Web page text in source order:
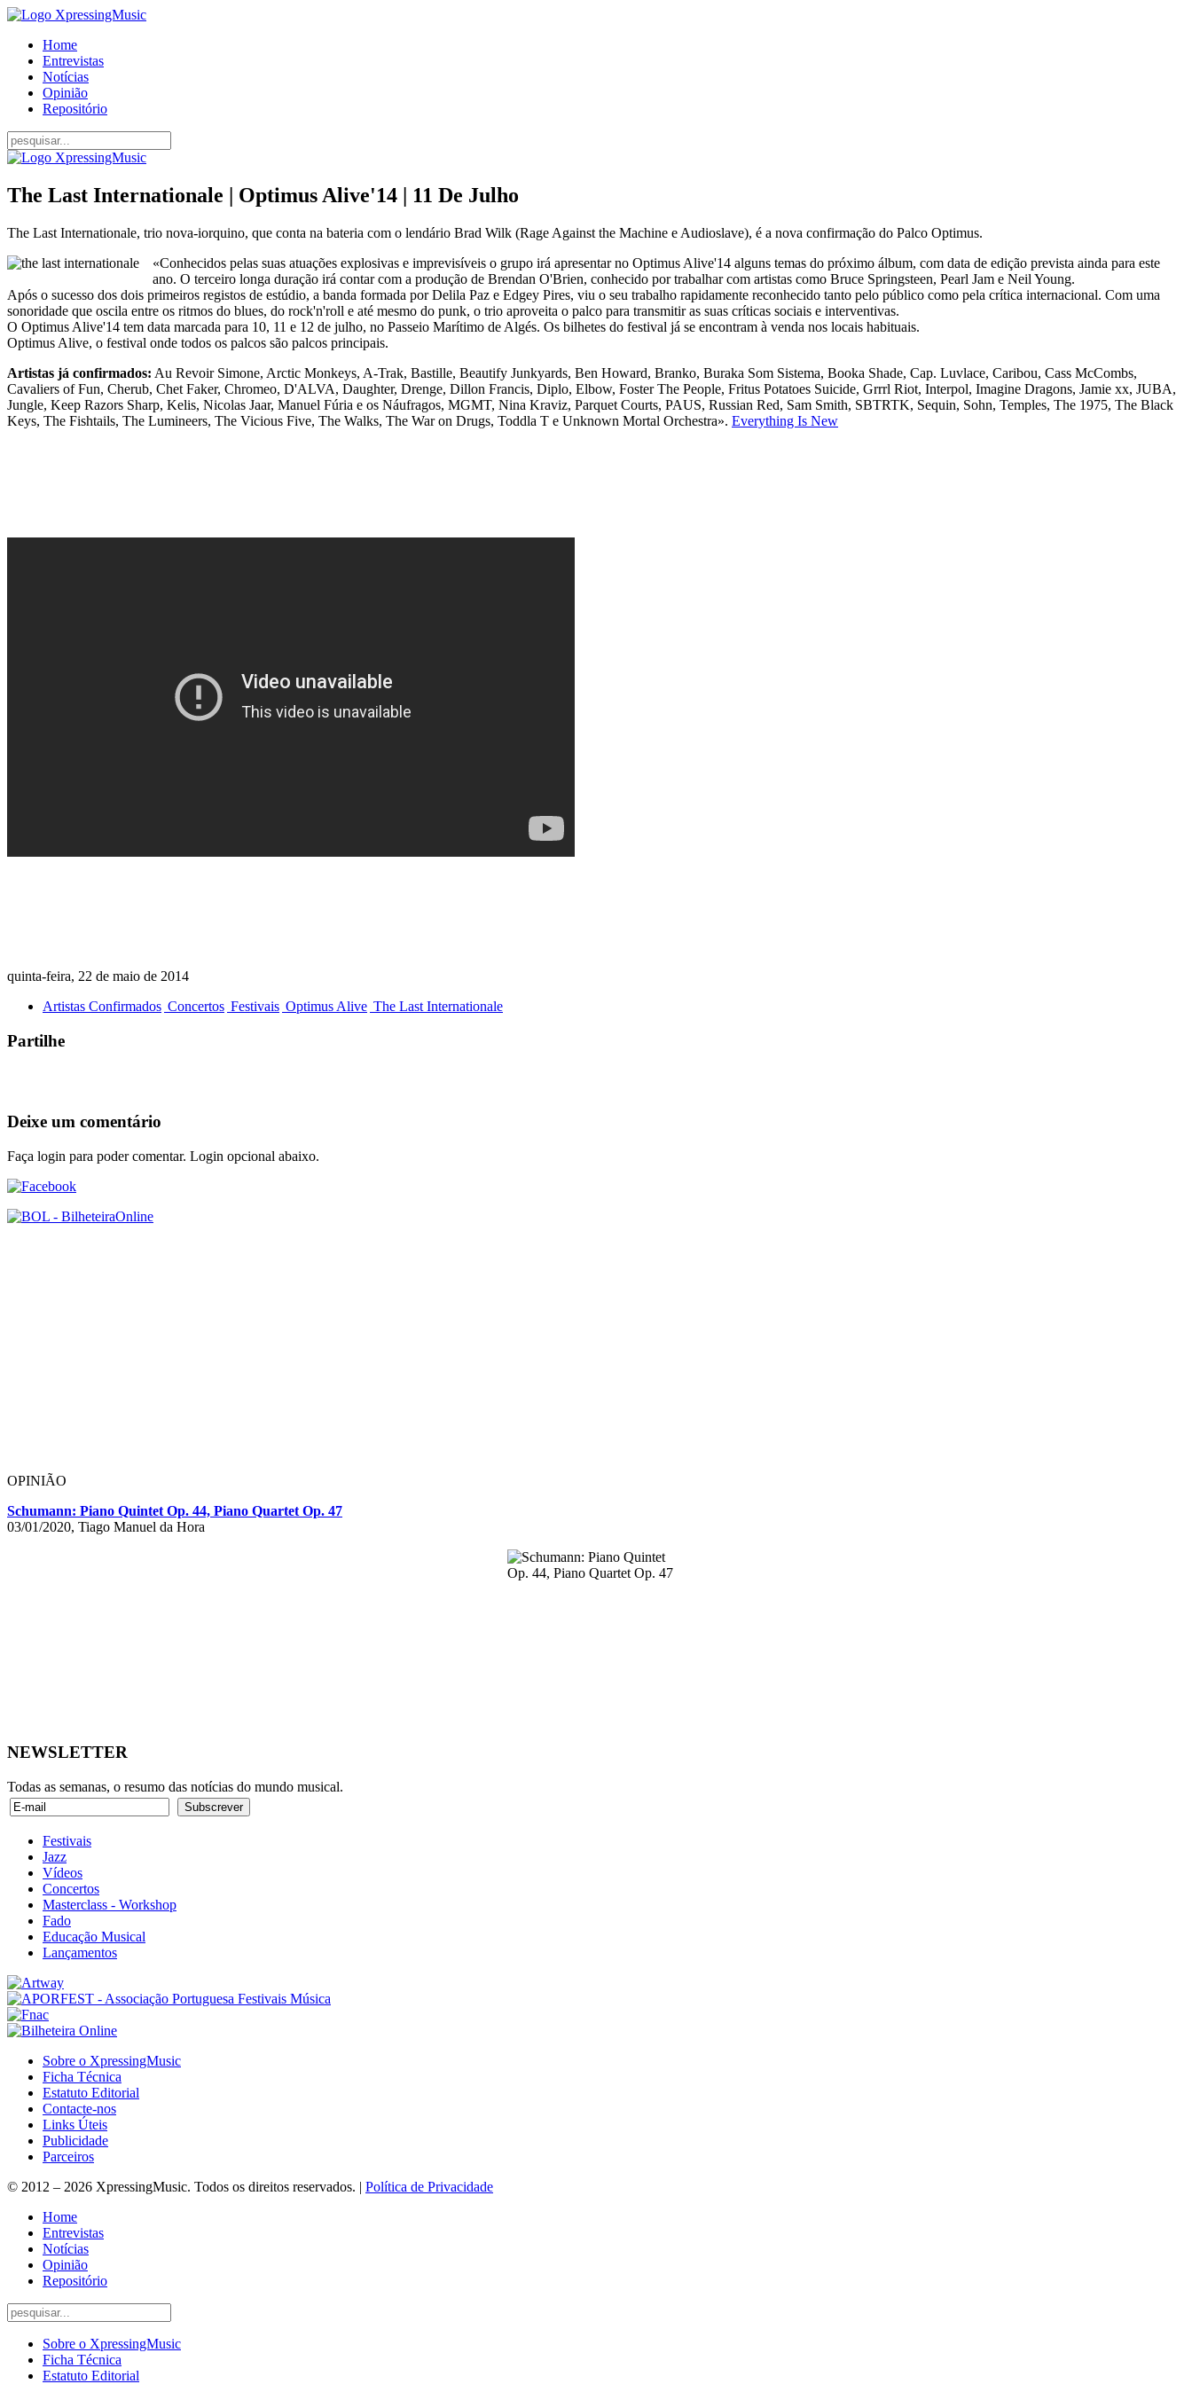
Home
Entrevistas
Notícias
Opinião
Repositório
The Last Internationale | Optimus Alive'14 | 11 De Julho
The Last Internationale, trio nova-iorquino, que conta na bateria com o lendário Brad Wilk (Rage Against the Machine e Audioslave), é a nova confirmação do Palco Optimus.
«Conhecidos pelas suas atuações explosivas e imprevisíveis o grupo irá apresentar no Optimus Alive'14 alguns temas do próximo álbum, com data de edição prevista ainda para este
ano. O terceiro longa duração irá contar com a produção de Brendan O'Brien, conhecido por trabalhar com artistas como Bruce Springsteen, Pearl Jam e Neil Young.
Após o sucesso dos dois primeiros registos de estúdio, a banda formada por Delila Paz e Edgey Pires, viu o seu trabalho rapidamente reconhecido tanto pelo público como pela crítica internacional. Com uma
sonoridade que oscila entre os ritmos do blues, do rock'n'roll e até mesmo do punk, o trio aproveita o palco para transmitir as suas críticas sociais e interventivas.
O Optimus Alive'14 tem data marcada para 10, 11 e 12 de julho, no Passeio Marítimo de Algés. Os bilhetes do festival já se encontram à venda nos locais habituais.
Optimus Alive, o festival onde todos os palcos são palcos principais.
Artistas já confirmados: Au Revoir Simone, Arctic Monkeys, A-Trak, Bastille, Beautify Junkyards, Ben Howard, Branko, Buraka Som Sistema, Booka Shade, Cap. Luvlace, Caribou, Cass McCombs,
Cavaliers of Fun, Cherub, Chet Faker, Chromeo, D'ALVA, Daughter, Drenge, Dillon Francis, Diplo, Elbow, Foster The People, Fritus Potatoes Suicide, Grrrl Riot, Interpol, Imagine Dragons, Jamie xx, JUBA,
Jungle, Keep Razors Sharp, Kelis, Nicolas Jaar, Manuel Fúria e os Náufragos, MGMT, Nina Kraviz, Parquet Courts, PAUS, Russian Red, Sam Smith, SBTRTK, Sequin, Sohn, Temples, The 1975, The Black
Keys, The Fishtails, The Lumineers, The Vicious Five, The Walks, The War on Drugs, Toddla T e Unknown Mortal Orchestra». Everything Is New
quinta-feira, 22 de maio de 2014
Artistas Confirmados Concertos Festivais Optimus Alive The Last Internationale
Partilhe
Deixe um comentário
Faça login para poder comentar. Login opcional abaixo.
OPINIÃO
Schumann: Piano Quintet Op. 44, Piano Quartet Op. 47
03/01/2020, Tiago Manuel da Hora
NEWSLETTER
Todas as semanas, o resumo das notícias do mundo musical.
Festivais
Jazz
Vídeos
Concertos
Masterclass - Workshop
Fado
Educação Musical
Lançamentos
Sobre o XpressingMusic
Ficha Técnica
Estatuto Editorial
Contacte-nos
Links Úteis
Publicidade
Parceiros
© 2012 – 2026 XpressingMusic. Todos os direitos reservados. | Política de Privacidade
Home
Entrevistas
Notícias
Opinião
Repositório
Sobre o XpressingMusic
Ficha Técnica
Estatuto Editorial